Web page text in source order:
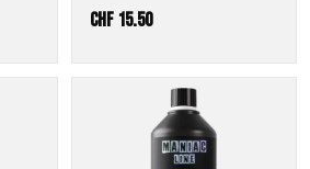
CHF 15.50